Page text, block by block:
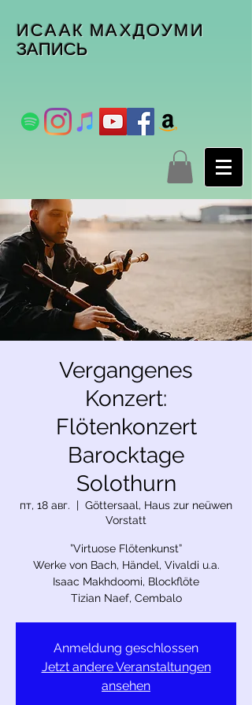
ИСААК МАХДОУМИ
ЗАПИСЬ
Vergangenes
Konzert:
Flötenkonzert
Barocktage
Solothurn
пт, 18 авг.
  |
Göttersaal, Haus zur neüwen
Vorstatt
”Virtuose Flötenkunst”
Werke von Bach, Händel, Vivaldi u.a.
Isaac Makhdoomi, Blockflöte
Tizian Naef, Cembalo
Anmeldung geschlossen
Jetzt andere Veranstaltungen
ansehen